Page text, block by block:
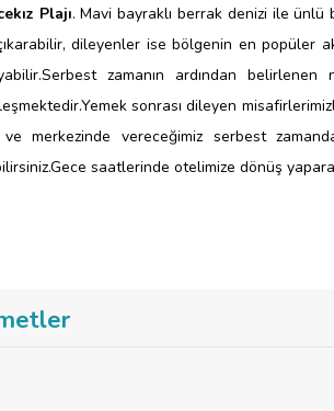
Plajı. Mavi bayraklı berrak denizi ile
dileyenler ise bölgenin en popüler
Serbest zamanın ardından
Yemek sonrası dileyen
ve merkezinde vereceğimiz serbest
Gece saatlerinde otelimize dönüş